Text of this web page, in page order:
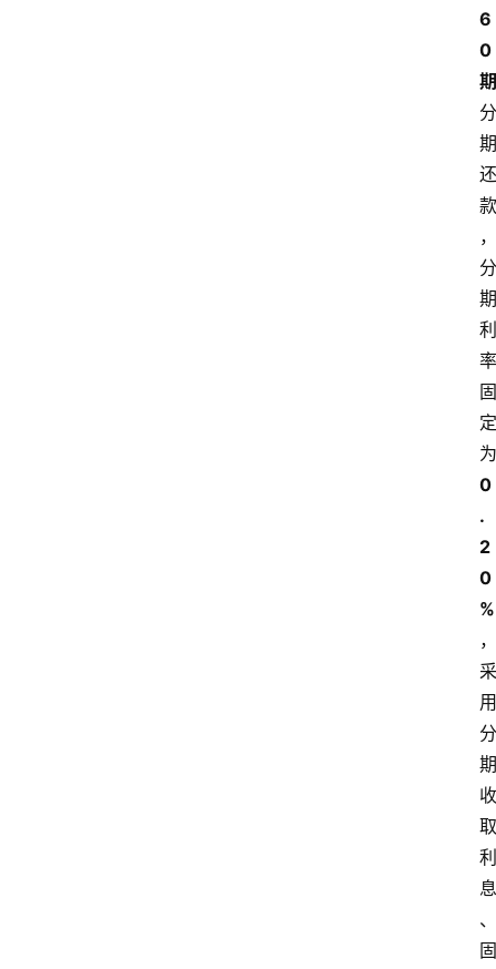
6
0
期
分
期
还
款
，
分
期
利
率
固
定
为
0
.
2
0
%
，
采
用
分
期
收
取
利
息
、
固